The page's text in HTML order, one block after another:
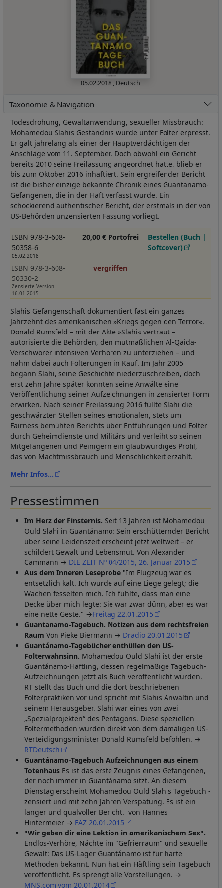
05.02.2018 , Deutsch
Taxonomie & Navigation
Todesdrohung, Gewaltanwendung, sexueller Missbrauch:
Mohamedou Slahis Geständnis wurde unter Folter erpresst.
Er galt jahrelang als einer der Hauptverdächtigen der
Anschläge vom 11. September. Doch obwohl ein Gericht
bereits 2010 seine Freilassung angeordnet hatte, blieb er
bis zum Oktober 2016 inhaftiert. Sein ergreifender Bericht
ist die bisher einzige bekannte Chronik eines Guantanamo-
Gefangenen, die in der Haft verfasst wurde. Ein
schockierend authentischer Bericht, der erstmals in der von
US-Behörden unzensierten Fassung vorliegt.
ISBN 978-3-608-
50358-6
05.02.2018
20,00 € Portofrei
Bestellen (Buch |
Softcover)
ISBN 978-3-608-
50330-2
Zensierte Version
16.01.2015
vergriffen
Slahis Gefangenschaft dokumentiert fast ein ganzes
Jahrzehnt des amerikanischen »Kriegs gegen den Terror«.
Donald Rumsfeld – mit der Akte »Slahi« vertraut –
autorisierte die Behörden, den mutmaßlichen Al-Qaida-
Verschwörer intensiven Verhören zu unterziehen – und
nahm dabei auch Folterungen in Kauf. Im Jahr 2005
begann Slahi, seine Geschichte niederzuschreiben, doch
erst zehn Jahre später konnten seine Anwälte eine
Veröffentlichung seiner Aufzeichnungen in zensierter Form
erwirken. Nach seiner Freilassung 2016 füllte Slahi die
geschwärzten Stellen seines emotionalen, stets um
Fairness bemühten Berichts über Entführungen und Folter
durch Geheimdienste und Militärs und verleiht so seinen
Mitgefangenen und Peinigern ein glaubwürdiges Profil,
das von Machtmissbrauch und Menschlichkeit erzählt.
Mehr Infos...
Pressestimmen
Im Herz der Finsternis. Seit 13 Jahren ist Mohamedou
Ould Slahi in Guantánamo: Sein erschütternder Bericht
über seine Leidenszeit erscheint jetzt weltweit – er
schildert Gewalt und Lebensmut. Von Alexander
Cammann → DIE ZEIT Nº 04/2015, 26. Januar 2015
Aus dem Inneren Leseprobe "Im Flugzeug war es
entsetzlich kalt. Ich wurde auf eine Liege gelegt; die
Wachen fesselten mich. Ich fühlte, dass man eine
Decke über mich legte: Sie war zwar dünn, aber es war
eine nette Geste." →Freitag 22.01.2015
Guantanamo-Tagebuch. Notizen aus dem rechtsfreien
Raum Von Pieke Biermann → Dradio 20.01.2015
Guantánamo-Tagebücher enthüllen den US-
Folterwahnsinn. Mohamedou Ould Slahi ist der erste
Guantánamo-Häftling, dessen regelmäßige Tagebuch-
Aufzeichnungen jetzt als Buch veröffentlicht wurden.
RT stellt das Buch und die dort beschriebenen
Folterpraktiken vor und spricht mit Slahis Anwältin und
seinem Herausgeber. Slahi war eines von zwei
„Spezialprojekten“ des Pentagons. Diese speziellen
Foltermethoden wurden direkt von dem damaligen US-
Verteidigungsminister Donald Rumsfeld befohlen. →
RTDeutsch
Guantánamo-Tagebuch Aufzeichnungen aus einem
Totenhaus Es ist das erste Zeugnis eines Gefangenen,
der noch immer in Guantánamo sitzt. An diesem
Dienstag erscheint Mohamedou Ould Slahis Tagebuch -
zensiert und mit zehn Jahren Verspätung. Es ist ein
langer und qualvoller Bericht. von Hannes
Hintermeier → FAZ 20.01.2015
"Wir geben dir eine Lektion in amerikanischem Sex".
Endlos-Verhöre, Nächte im "Gefrierraum" und sexuelle
Gewalt: Das US-Lager Guantánamo ist für harte
Methoden bekannt. Nun hat ein Häftling sein Tagebuch
veröffentlicht. Es sprengt alle Vorstellungen. →
MNS.com vom 20.01.2014